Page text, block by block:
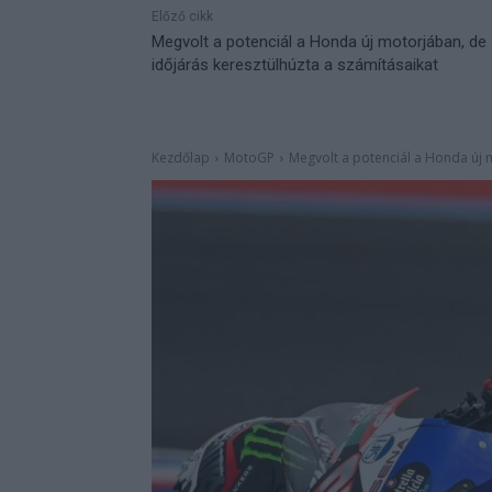
Előző cikk
Megvolt a potenciál a Honda új motorjában, de
időjárás keresztülhúzta a számításaikat